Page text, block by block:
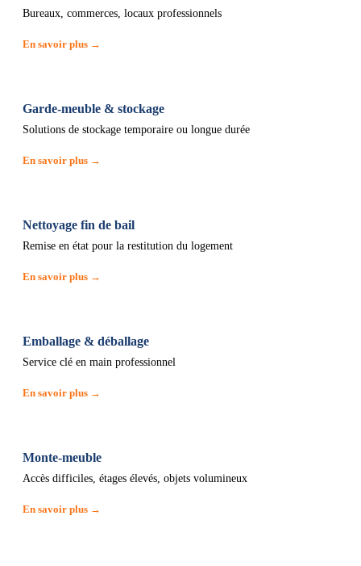
Bureaux, commerces, locaux professionnels
En savoir plus →
Garde-meuble & stockage
Solutions de stockage temporaire ou longue durée
En savoir plus →
Nettoyage fin de bail
Remise en état pour la restitution du logement
En savoir plus →
Emballage & déballage
Service clé en main professionnel
En savoir plus →
Monte-meuble
Accès difficiles, étages élevés, objets volumineux
En savoir plus →